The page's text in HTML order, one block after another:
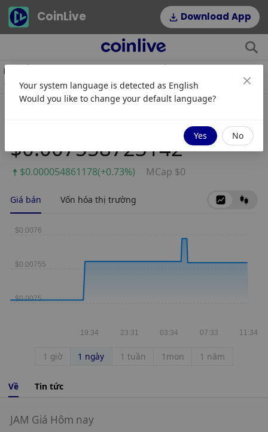
CoinLive Download App
2.64%
1.16%
$0.007558723142
$0.000054861178(+0.73%) MCap $0
Giá bán Vốn hóa thị trường
1 giờ 1 ngày 1 tuần 1mon 1 năm
Về Tin tức
JAM Giá Hôm nay
Your system language is detected as English
Would you like to change your default language?
Yes No